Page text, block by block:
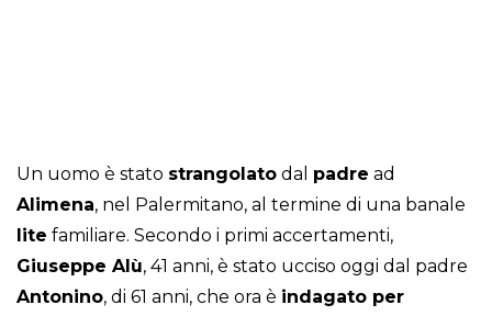
Un uomo è stato strangolato dal padre ad
Alimena, nel Palermitano, al termine di una banale
lite familiare. Secondo i primi accertamenti,
Giuseppe Alù, 41 anni, è stato ucciso oggi dal padre
Antonino, di 61 anni, che ora è indagato per